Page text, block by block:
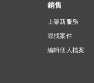
銷售
上架新服務
尋找案件
編輯個人檔案